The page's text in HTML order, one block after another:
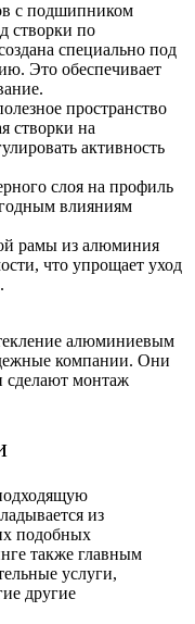
с подшипником
створки по
специально под
Это обеспечивает
пространство
створки на
активность
слоя на профиль
влияниям
рамы из алюминия
что упрощает уход
алюминиевым
компании. Они
сделают монтаж
из
подобных
также главным
услуги,
другие